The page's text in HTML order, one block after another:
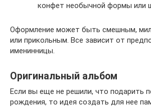
конфет необычной формы или
Оформление может быть смешным,
или прикольным. Все зависит от
именинницы.
Оригинальный альбом
Если вы еще не решили, что подарить
рождения, то идея создать для нее